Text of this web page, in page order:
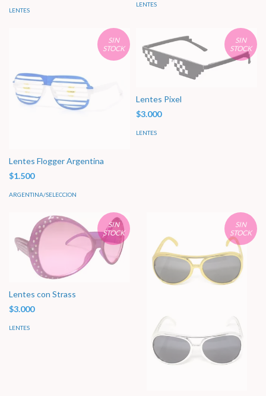
LENTES
LENTES
SIN
STOCK
Lentes Flogger Argentina
$1.500
ARGENTINA/SELECCION
SIN
STOCK
Lentes Pixel
$3.000
LENTES
SIN
STOCK
Lentes con Strass
$3.000
LENTES
SIN
STOCK